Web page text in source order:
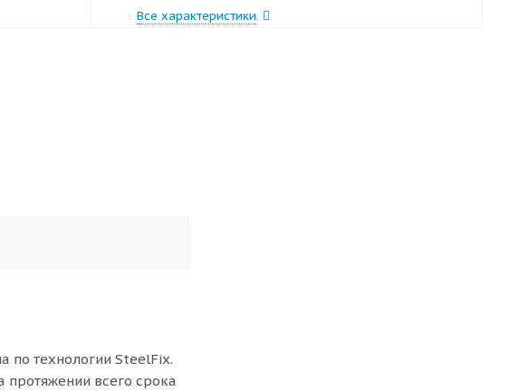
Все характеристики
по технологии SteelFix.
протяжении всего срока